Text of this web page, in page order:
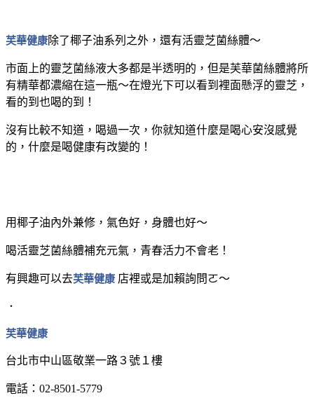
芙華健康除了椰子油系列之外，還有活靈芝菌絲體～
市面上的靈芝菌絲液大多都是半透明的，但是芙華菌絲體將所
有精華都濃縮在這一瓶～在燈光下可以看到裡面懸浮的靈芝，
看的到也喝的到！
沒有比較不知道，喝過一次，你就知道什麼是喝心安沒感覺
的，什麼是喝健康有改變的！
用椰子油內外兼修，氣色好，身體也好～
喝活靈芝菌絲體補充元氣，青春活力不會老！
有興趣可以去芙華健康 店裡或是加賴詢問ㄛ～
．
芙華健康
台北市中山區敬業一路３號１樓
電話：02-8501-5779